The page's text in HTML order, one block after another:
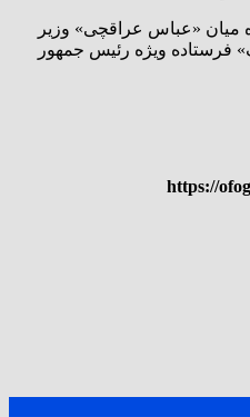
میان «عباس عراقچی» وزیر
فرستاده ویژه رئیس جمهور
https://